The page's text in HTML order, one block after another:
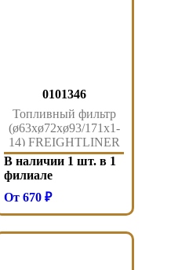
0101346
Топливный фильтр
(ø63xø72xø93/171x1-
14) FREIGHTLINER
CUMMINS MB JCB
010.1346 Sampa
В наличии 1 шт. в 1
филиале
От 670 ₽